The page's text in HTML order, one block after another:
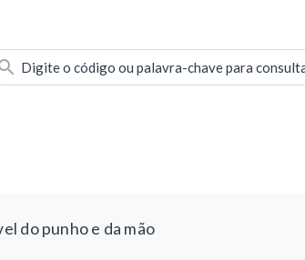
Digite o código ou palavra-chave para
do punho e da mão